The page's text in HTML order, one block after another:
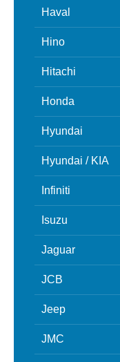
Haval
Hino
Hitachi
Honda
Hyundai
Hyundai / KIA
Infiniti
Isuzu
Jaguar
JCB
Jeep
JMC